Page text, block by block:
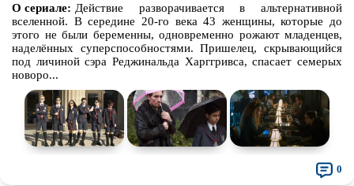
О сериале: Действие разворачивается в альтернативной
вселенной. В середине 20-го века 43 женщины, которые до
этого не были беременны, одновременно рожают младенцев,
наделённых суперспособностями. Пришелец, скрывающийся
под личиной сэра Реджинальда Харггривса, спасает семерых
новоро...
0